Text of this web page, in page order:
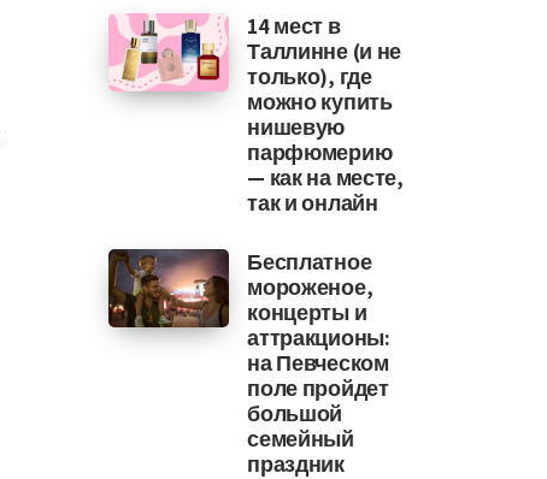
14 мест в
Таллинне (и не
только), где
можно купить
нишевую
парфюмерию
— как на месте,
так и онлайн
Бесплатное
мороженое,
концерты и
аттракционы:
на Певческом
поле пройдет
большой
семейный
праздник